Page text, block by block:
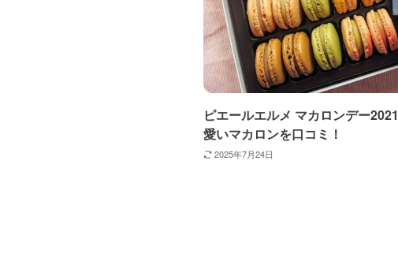
ピエールエルメ マカロンデー
愛いマカロンを口コミ！
2025年7月24日